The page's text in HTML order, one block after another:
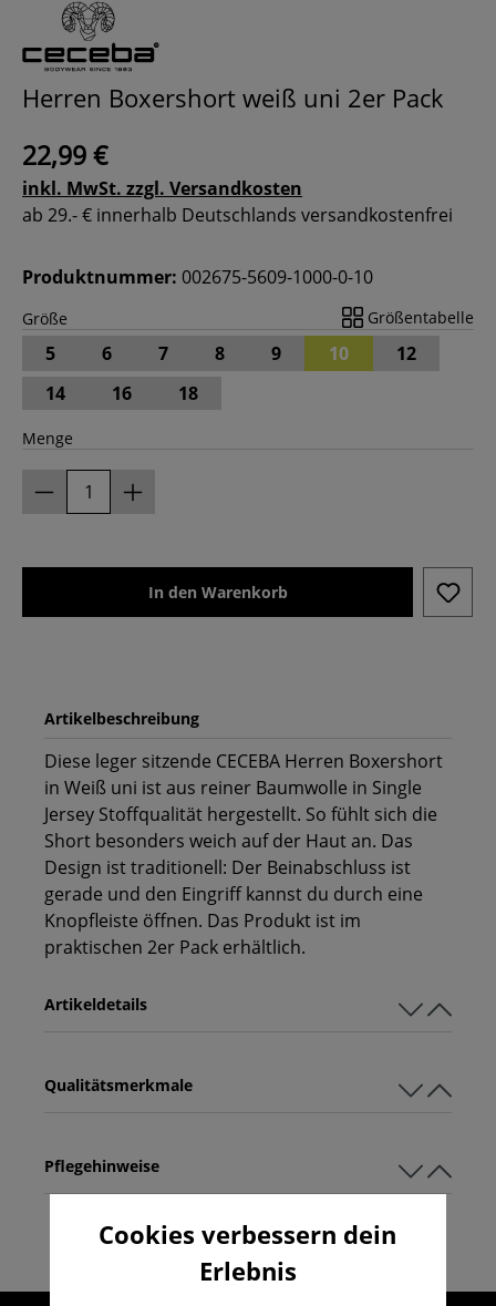
Herren Boxershort weiß uni 2er Pack
22,99 €
inkl. MwSt. zzgl. Versandkosten
ab 29.- € innerhalb Deutschlands versandkostenfrei
Produktnummer: 002675-5609-1000-0-10
Größe Größentabelle
5 6 7 8 9 10
12
14
16 18
Menge
In den Warenkorb
Artikelbeschreibung
Diese leger sitzende CECEBA Herren Boxershort
in Weiß uni ist aus reiner Baumwolle in Single
Jersey Stoffqualität hergestellt. So fühlt sich die
Short besonders weich auf der Haut an. Das
Design ist traditionell: Der Beinabschluss ist
gerade und den Eingriff kannst du durch eine
Knopfleiste öffnen. Das Produkt ist im
praktischen 2er Pack erhältlich.
Qualitätsmerkmale
Artikeldetails
Pflegehinweise
Cookies verbessern dein
Erlebnis